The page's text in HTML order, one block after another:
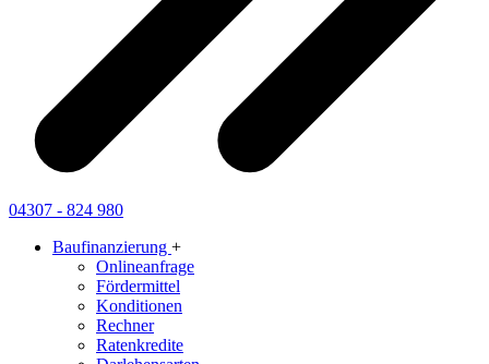
04307 - 824 980
Baufinanzierung +
Onlineanfrage
Fördermittel
Konditionen
Rechner
Ratenkredite